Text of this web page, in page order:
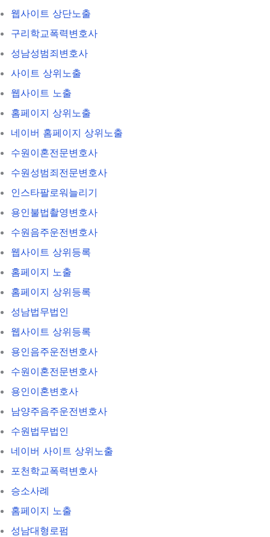
웹사이트 상단노출
구리학교폭력변호사
성남성범죄변호사
사이트 상위노출
웹사이트 노출
홈페이지 상위노출
네이버 홈페이지 상위노출
수원이혼전문변호사
수원성범죄전문변호사
인스타팔로워늘리기
용인불법촬영변호사
수원음주운전변호사
웹사이트 상위등록
홈페이지 노출
홈페이지 상위등록
성남법무법인
웹사이트 상위등록
용인음주운전변호사
수원이혼전문변호사
용인이혼변호사
남양주음주운전변호사
수원법무법인
네이버 사이트 상위노출
포천학교폭력변호사
승소사례
홈페이지 노출
성남대형로펌